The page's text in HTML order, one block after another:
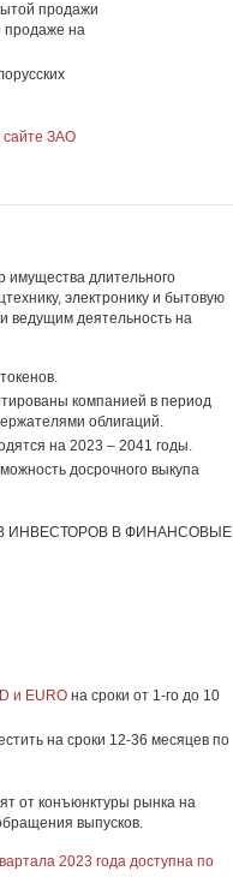
продажи
продаже на
ЗАО
длительного
электронику и бытовую
ведущим деятельность на
компанией в период
облигаций.
на 2023 – 2041 годы.
досрочного выкупа
ИНВЕСТОРОВ В ФИНАНСОВЫЕ
и EURO на сроки от 1-го до 10
на сроки 12-36 месяцев по
от конъюнктуры рынка на
выпусков.
2023 года доступна по